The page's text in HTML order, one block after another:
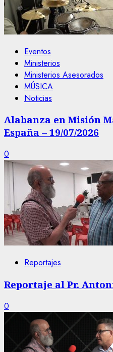
Eventos
Ministerios
Ministerios Asesorados
MÚSICA
Noticias
Alabanza en Misión
España – 19/07/2026
0
Reportajes
Reportaje al Pr.
0